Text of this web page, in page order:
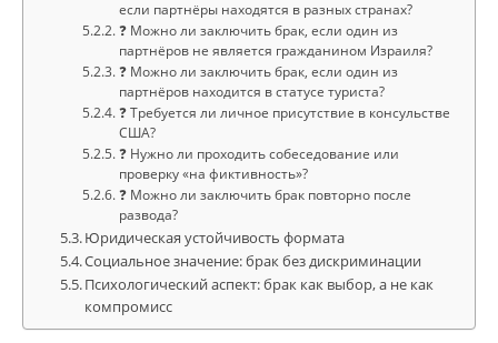
если партнёры находятся в разных странах?
❓ Можно ли заключить брак, если один из
партнёров не является гражданином Израиля?
❓ Можно ли заключить брак, если один из
партнёров находится в статусе туриста?
❓ Требуется ли личное присутствие в консульстве
США?
❓ Нужно ли проходить собеседование или
проверку «на фиктивность»?
❓ Можно ли заключить брак повторно после
развода?
Юридическая устойчивость формата
Социальное значение: брак без дискриминации
Психологический аспект: брак как выбор, а не как
компромисс